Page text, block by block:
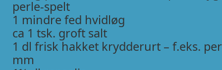
perle-spelt
1 mindre fed hvidløg
ca 1 tsk. groft salt
1 dl frisk hakket krydderurt – f.eks.
mm